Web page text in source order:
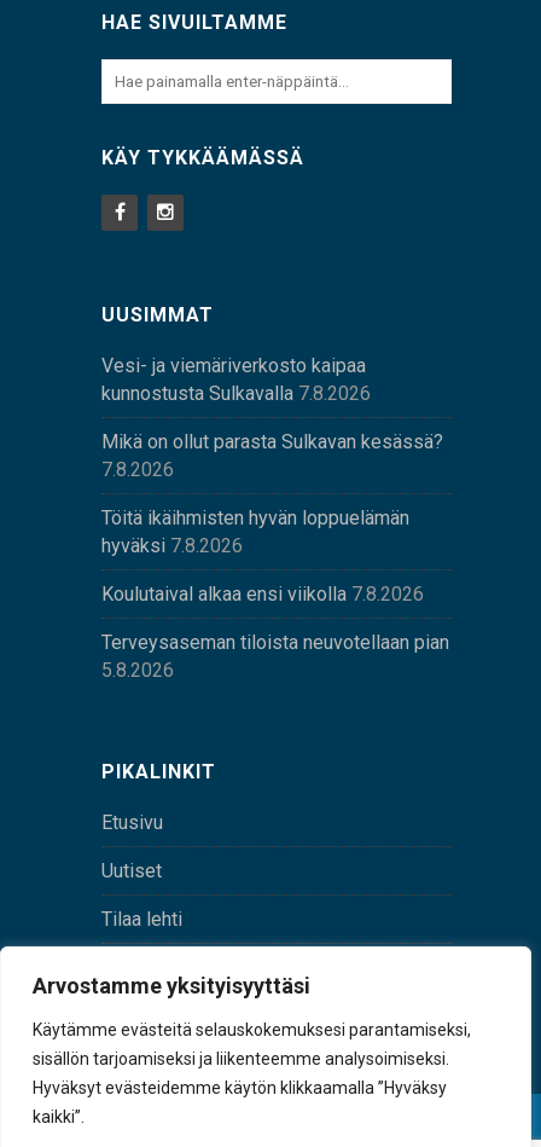
Arvostamme yksityisyyttäsi
Käytämme evästeitä selauskokemuksesi parantamiseksi,
sisällön tarjoamiseksi ja liikenteemme analysoimiseksi.
Hyväksyt evästeidemme käytön klikkaamalla ”Hyväksy
kaikki”.
HAE SIVUILTAMME
KÄY TYKKÄÄMÄSSÄ
UUSIMMAT
Vesi- ja viemäriverkosto kaipaa
kunnostusta Sulkavalla 7.8.2026
Mikä on ollut parasta Sulkavan kesässä?
7.8.2026
Töitä ikäihmisten hyvän loppuelämän
hyväksi 7.8.2026
Koulutaival alkaa ensi viikolla 7.8.2026
Terveysaseman tiloista neuvotellaan pian
5.8.2026
PIKALINKIT
Etusivu
Uutiset
Tilaa lehti